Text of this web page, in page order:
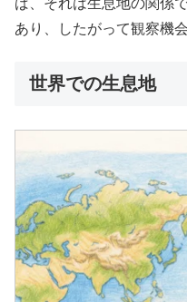
ば、それは生息地の関係
あり、したがって観察機
世界での生息地